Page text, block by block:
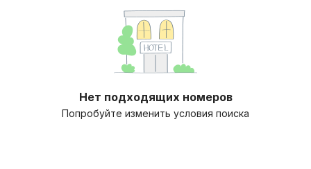
Нет подходящих номеров
Попробуйте изменить условия поиска